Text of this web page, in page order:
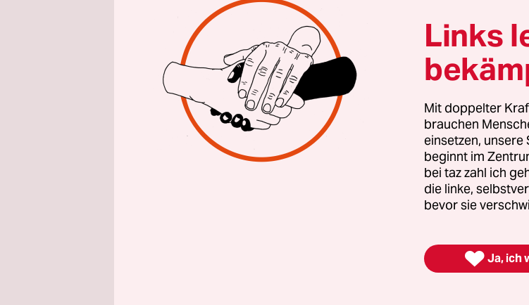
„Unworts des Jahres“ 2018 zu sein. Das
Verein namens Gesellschaft für Deutsche
Das Unwort dieses Mal: Anti-Abschiebe-
Mai letzten Jahres in einem Interview
gefühlsduseligen „Gutmenschen“ (Unwort
mitzugeben und damit für die
noch ein paar AfD-Stimmen abzugreifen.
die CSU verlor dann zehn
Versuch war es wert; und Dobrindt, der
Links
Mit doppelter
brauchen
einsetzen,
beginnt im
bei taz zahl ich
die linke,
bevor sie
 Ja, ich